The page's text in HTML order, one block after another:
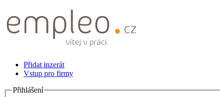
Přidat inzerát
Vstup pro firmy
Přihlášení